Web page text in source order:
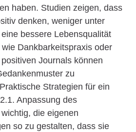
haben. Studien zeigen, dass
denken, weniger unter
bessere Lebensqualität
Dankbarkeitspraxis oder
Journals können
zu
Strategien für ein
Anpassung des
die eigenen
so zu gestalten, dass sie